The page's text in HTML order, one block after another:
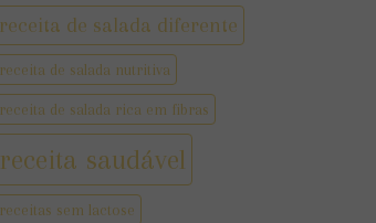
receita de salada diferente
receita de salada nutritiva
receita de salada rica em fibras
receita saudável
receitas sem lactose